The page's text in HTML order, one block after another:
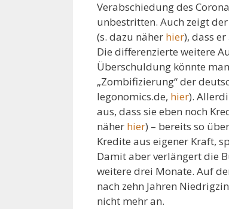
Verabschiedung des
unbestritten. Auch zeigt
(s. dazu näher hier), dass
Die differenzierte weitere
Überschuldung könnte
„Zombifizierung“ der
legonomics.de, hier).
aus, dass sie eben noch
näher hier) – bereits so
Kredite aus eigener Kraft,
Damit aber verlängert die
weitere drei Monate. Auf
nach zehn Jahren
nicht mehr an.